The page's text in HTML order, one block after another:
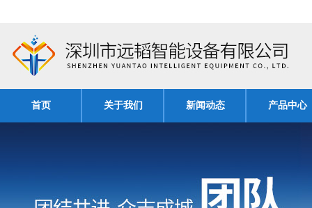
首页 关于我们 新闻动态 产品中心